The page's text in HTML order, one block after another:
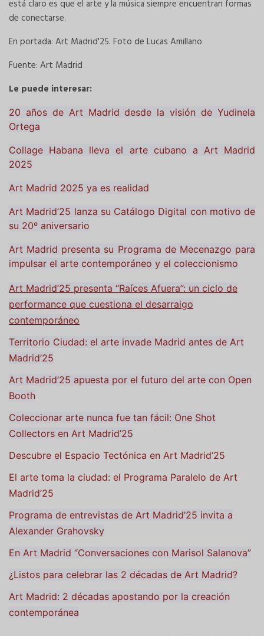
está claro es que el arte y la música siempre encuentran formas
de conectarse.
En portada: Art Madrid'25. Foto de Lucas Amillano
Fuente: Art Madrid
Le puede interesar:
20 años de Art Madrid desde la visión de Yudinela
Ortega
Collage Habana lleva el arte cubano a Art Madrid
2025
Art Madrid 2025 ya es realidad
Art Madrid’25 lanza su Catálogo Digital con motivo de
su 20º aniversario
Art Madrid presenta su Programa de Mecenazgo para
impulsar el arte contemporáneo y el coleccionismo
Art Madrid’25 presenta “Raíces Afuera”: un ciclo de
performance que cuestiona el desarraigo
contemporáneo
Territorio Ciudad: el arte invade Madrid antes de Art
Madrid’25
Art Madrid’25 apuesta por el futuro del arte con Open
Booth
Coleccionar arte nunca fue tan fácil: One Shot
Collectors en Art Madrid’25
Descubre el Espacio Tectónica en Art Madrid’25
El arte toma la ciudad: el Programa Paralelo de Art
Madrid’25
Programa de entrevistas de Art Madrid’25 invita a
Alexander Grahovsky
En Art Madrid “Conversaciones con Marisol Salanova”
¿Listos para celebrar las 2 décadas de Art Madrid?
Art Madrid: 2 décadas apostando por la creación
contemporánea